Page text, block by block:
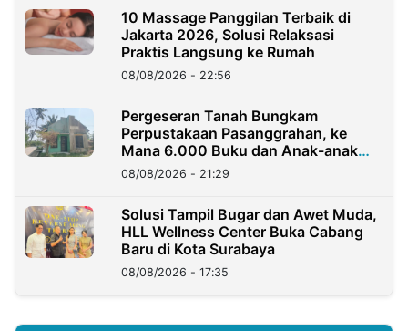
10 Massage Panggilan Terbaik di
Jakarta 2026, Solusi Relaksasi
Praktis Langsung ke Rumah
08/08/2026 - 22:56
Pergeseran Tanah Bungkam
Perpustakaan Pasanggrahan, ke
Mana 6.000 Buku dan Anak-anak
Kini?
08/08/2026 - 21:29
Solusi Tampil Bugar dan Awet Muda,
HLL Wellness Center Buka Cabang
Baru di Kota Surabaya
08/08/2026 - 17:35